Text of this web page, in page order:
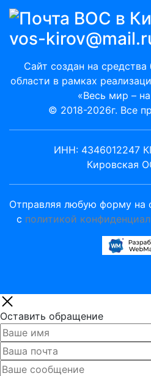
vos-
Сайт создан на
области в рамках
«Весь мир –
© 2018-2026г. Все
ИНН: 4346012247
Кировская
Отправляя любую форму на
с политикой
Оставить обращение